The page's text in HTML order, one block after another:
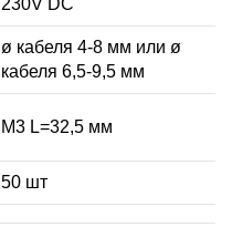
ø кабеля 4-8 мм или ø
кабеля 6,5-9,5 мм
М3 L=32,5 мм
50 шт